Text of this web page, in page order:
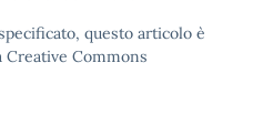
questo articolo è
Commons